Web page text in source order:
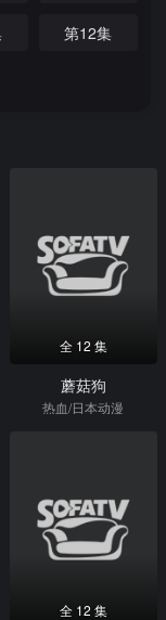
第12集
全 12 集
蘑菇狗
热血/日本动漫
全 12 集